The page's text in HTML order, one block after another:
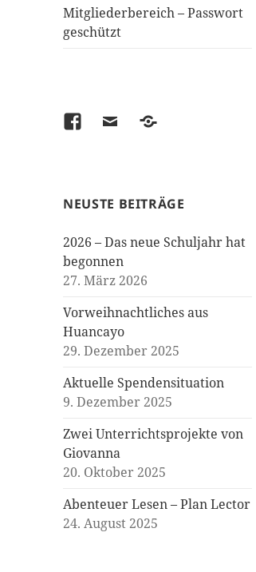
menu
Mitgliederbereich – Passwort
geschützt
FacebookEmailKontakt
NEUSTE BEITRÄGE
2026 – Das neue Schuljahr hat
begonnen
27. März 2026
Vorweihnachtliches aus
Huancayo
29. Dezember 2025
Aktuelle Spendensituation
9. Dezember 2025
Zwei Unterrichtsprojekte von
Giovanna
20. Oktober 2025
Abenteuer Lesen – Plan Lector
24. August 2025